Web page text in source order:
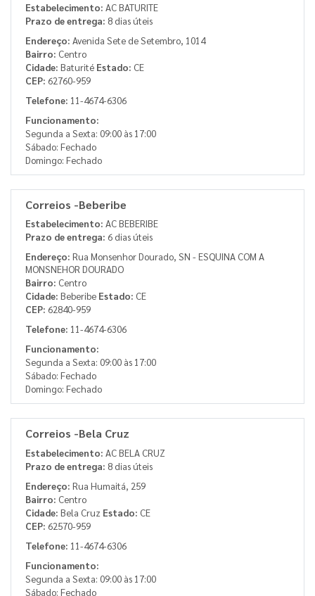
Estabelecimento: AC BATURITE
Prazo de entrega: 8 dias úteis
Endereço: Avenida Sete de Setembro, 1014
Bairro: Centro
Cidade: Baturité Estado: CE
CEP: 62760-959
Telefone: 11-4674-6306
Funcionamento:
Segunda a Sexta: 09:00 às 17:00
Sábado: Fechado
Domingo: Fechado
Correios -Beberibe
Estabelecimento: AC BEBERIBE
Prazo de entrega: 6 dias úteis
Endereço: Rua Monsenhor Dourado, SN - ESQUINA COM A
MONSNEHOR DOURADO
Bairro: Centro
Cidade: Beberibe Estado: CE
CEP: 62840-959
Telefone: 11-4674-6306
Funcionamento:
Segunda a Sexta: 09:00 às 17:00
Sábado: Fechado
Domingo: Fechado
Correios -Bela Cruz
Estabelecimento: AC BELA CRUZ
Prazo de entrega: 8 dias úteis
Endereço: Rua Humaitá, 259
Bairro: Centro
Cidade: Bela Cruz Estado: CE
CEP: 62570-959
Telefone: 11-4674-6306
Funcionamento:
Segunda a Sexta: 09:00 às 17:00
Sábado: Fechado